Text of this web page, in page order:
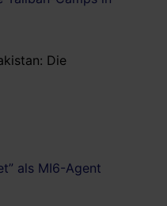
Die
als MI6-Agent